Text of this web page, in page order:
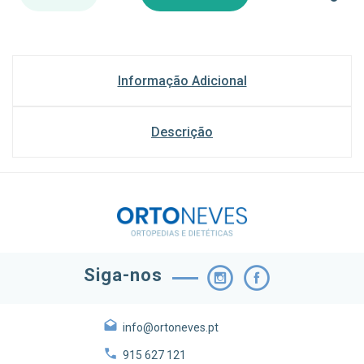
Informação Adicional
Descrição
Siga-nos
info@ortoneves.pt
915 627 121